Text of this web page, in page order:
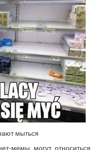
мыться
мемы могут относиться